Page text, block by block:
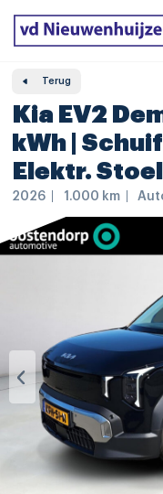
Leasing
Terug
Kia EV2
kWh |
Elektr. Stoel
2026 1.000 km